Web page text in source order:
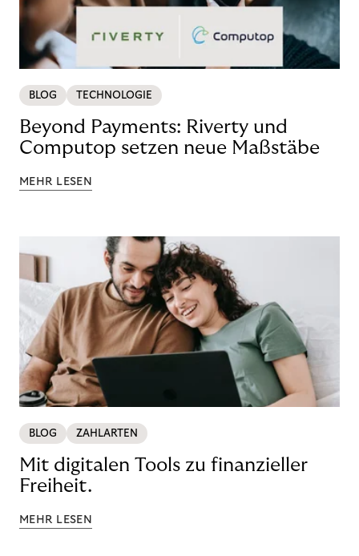
BLOG TECHNOLOGIE
Beyond Payments: Riverty und
Computop setzen neue Maßstäbe
MEHR LESEN
BLOG ZAHLARTEN
Mit digitalen Tools zu finanzieller
Freiheit.
MEHR LESEN